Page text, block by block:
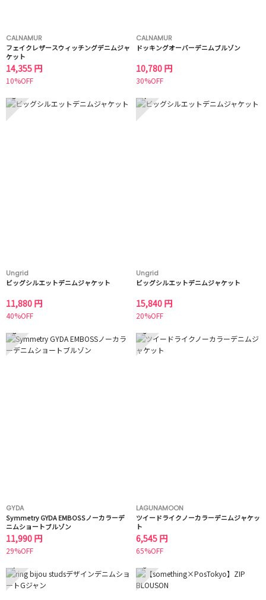
CALNAMUR
フェイクレザースウィッチングデニムジャ
ケット
14,355 円
10%OFF
CALNAMUR
ドッキングオーバーデニムブルゾン
10,780 円
30%OFF
3
Ungrid
ビッグシルエットデニムジャケット
11,880 円
40%OFF
4
Ungrid
ビッグシルエットデニムジャケット
15,840 円
20%OFF
5
GYDA
Symmetry GYDA EMBOSSノーカラーデ
ニムショートブルゾン
11,990 円
29%OFF
6
LAGUNAMOON
ツイードライクノーカラーデニムジャケッ
ト
6,545 円
65%OFF
7 8